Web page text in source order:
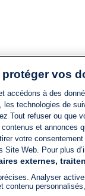
vos
accédons à des
technologies de
Tout refuser ou
et annonces
votre
Web. Pour plus
externes,
Analyser